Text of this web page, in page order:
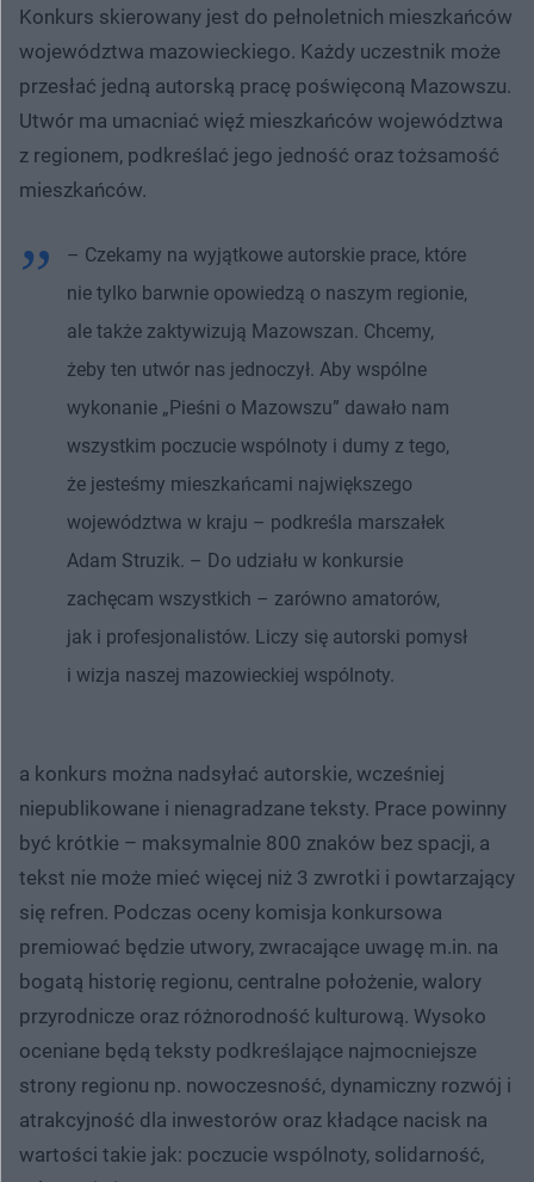
Konkurs skierowany jest do pełnoletnich mieszkańców
województwa mazowieckiego. Każdy uczestnik może
przesłać jedną autorską pracę poświęconą Mazowszu.
Utwór ma umacniać więź mieszkańców województwa
z regionem, podkreślać jego jedność oraz tożsamość
mieszkańców.
– Czekamy na wyjątkowe autorskie prace, które
nie tylko barwnie opowiedzą o naszym regionie,
ale także zaktywizują Mazowszan. Chcemy,
żeby ten utwór nas jednoczył. Aby wspólne
wykonanie „Pieśni o Mazowszu” dawało nam
wszystkim poczucie wspólnoty i dumy z tego,
że jesteśmy mieszkańcami największego
województwa w kraju – podkreśla marszałek
Adam Struzik. – Do udziału w konkursie
zachęcam wszystkich – zarówno amatorów,
jak i profesjonalistów. Liczy się autorski pomysł
i wizja naszej mazowieckiej wspólnoty.
a konkurs można nadsyłać autorskie, wcześniej
niepublikowane i nienagradzane teksty. Prace powinny
być krótkie – maksymalnie 800 znaków bez spacji, a
tekst nie może mieć więcej niż 3 zwrotki i powtarzający
się refren. Podczas oceny komisja konkursowa
premiować będzie utwory, zwracające uwagę m.in. na
bogatą historię regionu, centralne położenie, walory
przyrodnicze oraz różnorodność kulturową. Wysoko
oceniane będą teksty podkreślające najmocniejsze
strony regionu np. nowoczesność, dynamiczny rozwój i
atrakcyjność dla inwestorów oraz kładące nacisk na
wartości takie jak: poczucie wspólnoty, solidarność,